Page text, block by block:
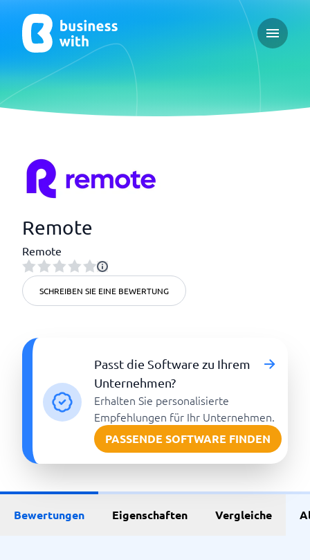
Open
Remote
Remote
SCHREIBEN SIE EINE BEWERTUNG
Passt die Software zu Ihrem
Unternehmen?
Erhalten Sie personalisierte
Empfehlungen für Ihr Unternehmen.
PASSENDE SOFTWARE FINDEN
Bewertungen Eigenschaften Vergleiche